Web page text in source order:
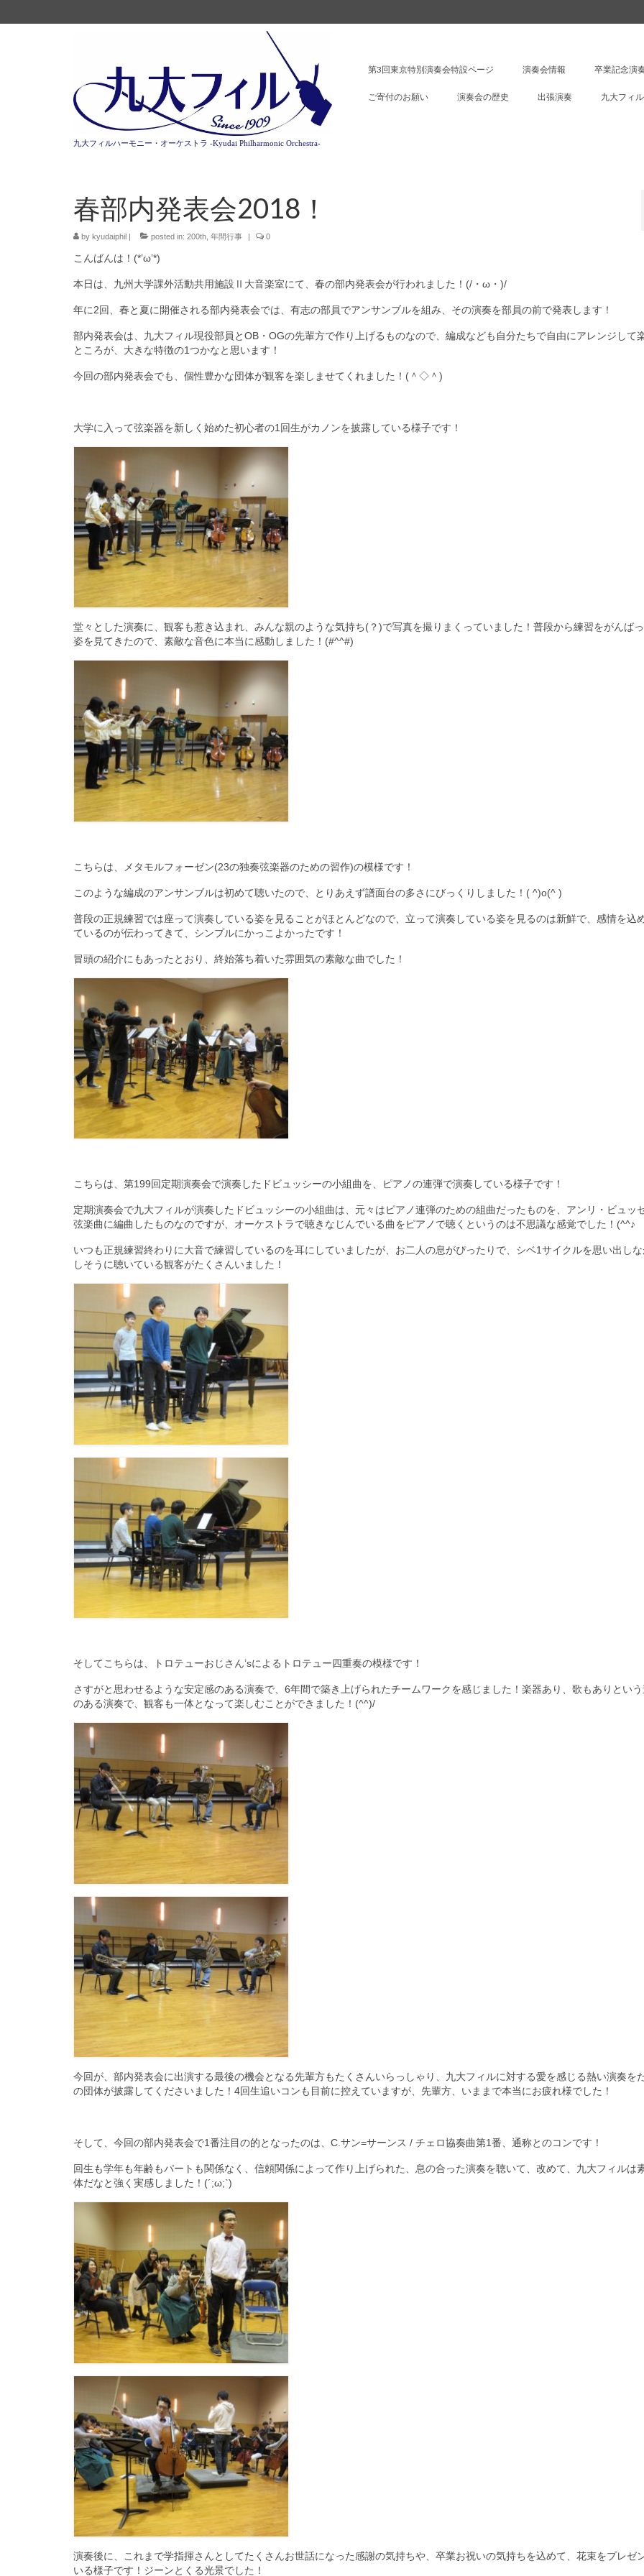
九大フィルハーモニー・オーケストラ -Kyudai Philharmonic Orchestra-
第3回東京特別演奏会特設ページ 演奏会情報 卒業記念演
ご寄付のお願い 演奏会の歴史 出張演奏 九大フィ
春部内発表会2018！
by kyudaiphil | posted in: 200th 年間行事 | 0
こんばんは！(*’ω’*)
本日は、九州大学課外活動共用施設Ⅱ大音楽室にて、春の部内発表会が行われました！(/・ω・)/
年に2回、春と夏に開催される部内発表会では、有志の部員でアンサンブルを組み、その演奏を部員の前で発表します！
部内発表会は、九大フィル現役部員とOB・OGの先輩方で作り上げるものなので、編成なども自分たちで自由にアレンジして
ところが、大きな特徴の1つかなと思います！
今回の部内発表会でも、個性豊かな団体が観客を楽しませてくれました！(＾◇＾)
大学に入って弦楽器を新しく始めた初心者の1回生がカノンを披露している様子です！
堂々とした演奏に、観客も惹き込まれ、みんな親のような気持ち(？)で写真を撮りまくっていました！普段から練習をがんば
姿を見てきたので、素敵な音色に本当に感動しました！(#^^#)
こちらは、メタモルフォーゼン(23の独奏弦楽器のための習作)の模様です！
このような編成のアンサンブルは初めて聴いたので、とりあえず譜面台の多さにびっくりしました！( ^)o(^ )
普段の正規練習では座って演奏している姿を見ることがほとんどなので、立って演奏している姿を見るのは新鮮で、感情を込
ているのが伝わってきて、シンプルにかっこよかったです！
冒頭の紹介にもあったとおり、終始落ち着いた雰囲気の素敵な曲でした！
こちらは、第199回定期演奏会で演奏したドビュッシーの小組曲を、ピアノの連弾で演奏している様子です！
定期演奏会で九大フィルが演奏したドビュッシーの小組曲は、元々はピアノ連弾のための組曲だったものを、アンリ・ビュッ
弦楽曲に編曲したものなのですが、オーケストラで聴きなじんでいる曲をピアノで聴くというのは不思議な感覚でした！(^^♪
いつも正規練習終わりに大音で練習しているのを耳にしていましたが、お二人の息がぴったりで、シベ1サイクルを思い出し
しそうに聴いている観客がたくさんいました！
そしてこちらは、トロテューおじさん’sによるトロテュー四重奏の模様です！
さすがと思わせるような安定感のある演奏で、6年間で築き上げられたチームワークを感じました！楽器あり、歌もありとい
のある演奏で、観客も一体となって楽しむことができました！(^^)/
今回が、部内発表会に出演する最後の機会となる先輩方もたくさんいらっしゃり、九大フィルに対する愛を感じる熱い演奏を
の団体が披露してくださいました！4回生追いコンも目前に控えていますが、先輩方、いままで本当にお疲れ様でした！
そして、今回の部内発表会で1番注目の的となったのは、C.サン=サーンス / チェロ協奏曲第1番、通称とのコンです！
回生も学年も年齢もパートも関係なく、信頼関係によって作り上げられた、息の合った演奏を聴いて、改めて、九大フィルは
体だなと強く実感しました！(´;ω;`)
演奏後に、これまで学指揮さんとしてたくさんお世話になった感謝の気持ちや、卒業お祝いの気持ちを込めて、花束をプレゼ
いる様子です！ジーンとくる光景でした！